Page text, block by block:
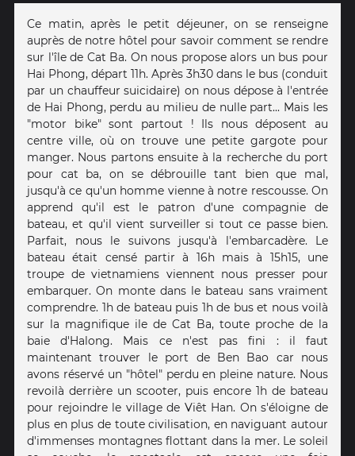
Ce matin, après le petit déjeuner, on se renseigne
auprès de notre hôtel pour savoir comment se rendre
sur l'île de Cat Ba. On nous propose alors un bus pour
Hai Phong, départ 11h. Après 3h30 dans le bus (conduit
par un chauffeur suicidaire) on nous dépose à l'entrée
de Hai Phong, perdu au milieu de nulle part... Mais les
"motor bike" sont partout ! Ils nous déposent au
centre ville, où on trouve une petite gargote pour
manger. Nous partons ensuite à la recherche du port
pour cat ba, on se débrouille tant bien que mal,
jusqu'à ce qu'un homme vienne à notre rescousse. On
apprend qu'il est le patron d'une compagnie de
bateau, et qu'il vient surveiller si tout ce passe bien.
Parfait, nous le suivons jusqu'à l'embarcadère. Le
bateau était censé partir à 16h mais à 15h15, une
troupe de vietnamiens viennent nous presser pour
embarquer. On monte dans le bateau sans vraiment
comprendre. 1h de bateau puis 1h de bus et nous voilà
sur la magnifique ile de Cat Ba, toute proche de la
baie d'Halong. Mais ce n'est pas fini : il faut
maintenant trouver le port de Ben Bao car nous
avons réservé un "hôtel" perdu en pleine nature. Nous
revoilà derrière un scooter, puis encore 1h de bateau
pour rejoindre le village de Viêt Han. On s'éloigne de
plus en plus de toute civilisation, en naviguant autour
d'immenses montagnes flottant dans la mer. Le soleil